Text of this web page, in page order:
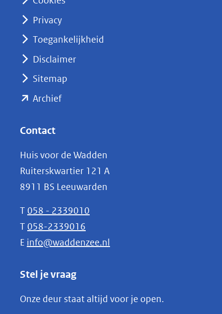
nieuw
naar
Privacy
Toegankelijkheid
Disclaimer
Sitemap
Archief(opent
(verwijst
naar
een
andere
website)
Contact
Huis voor de Wadden
Ruiterskwartier 121 A
8911 BS Leeuwarden
T 058 - 2339010
T 058-2339016
E info@waddenzee.nl
Stel je vraag
Onze deur staat altijd voor je open.